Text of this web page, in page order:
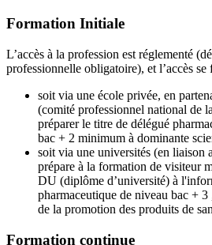
Formation Initiale
L’accès à la profession est réglementé
professionnelle obligatoire), et l’accès se
soit via une école privée, en
(comité professionnel national de
préparer le titre de délégué
bac + 2 minimum à dominante
soit via une universités (en
prépare à la formation de visiteur
DU (diplôme d’université) à
pharmaceutique de niveau bac +
de la promotion des produits de
Formation continue